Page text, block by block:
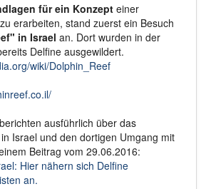
für ein Konzept einer
erarbeiten, stand zuerst ein Besuch
in Israel an. Dort wurden in der
Delfine ausgewildert.
wiki/Dolphin_Reef
ausführlich über das
Israel und den dortigen Umgang mit
Beitrag vom 29.06.2016:
Hier nähern sich Delfine
an.